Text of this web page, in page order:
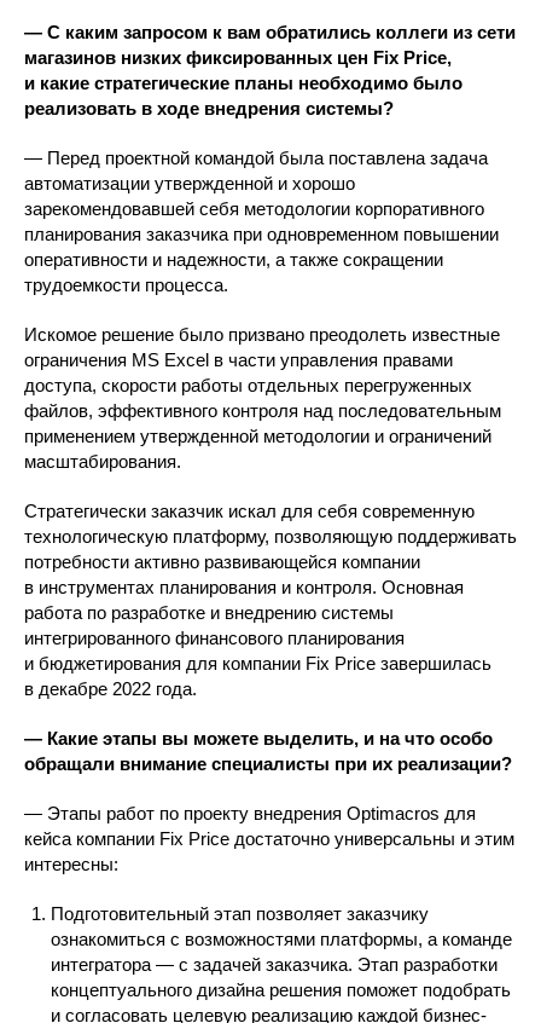
— С каким запросом к вам обратились коллеги из сети
магазинов низких фиксированных цен Fix Price,
и какие стратегические планы необходимо было
реализовать в ходе внедрения системы?
— Перед проектной командой была поставлена задача
автоматизации утвержденной и хорошо
зарекомендовавшей себя методологии корпоративного
планирования заказчика при одновременном повышении
оперативности и надежности, а также сокращении
трудоемкости процесса.
Искомое решение было призвано преодолеть известные
ограничения MS Excel в части управления правами
доступа, скорости работы отдельных перегруженных
файлов, эффективного контроля над последовательным
применением утвержденной методологии и ограничений
масштабирования.
Стратегически заказчик искал для себя современную
технологическую платформу, позволяющую поддерживать
потребности активно развивающейся компании
в инструментах планирования и контроля. Основная
работа по разработке и внедрению системы
интегрированного финансового планирования
и бюджетирования для компании Fix Price завершилась
в декабре 2022 года.
— Какие этапы вы можете выделить, и на что особо
обращали внимание специалисты при их реализации?
— Этапы работ по проекту внедрения Optimacros для
кейса компании Fix Price достаточно универсальны и этим
интересны:
Подготовительный этап позволяет заказчику
ознакомиться с возможностями платформы, а команде
интегратора — с задачей заказчика. Этап разработки
концептуального дизайна решения поможет подобрать
и согласовать целевую реализацию каждой бизнес-